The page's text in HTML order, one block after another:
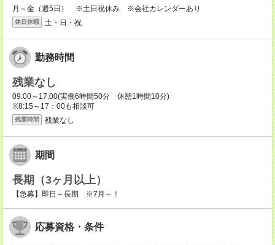
月～金（週5日） ※土日祝休み ※会社カレンダーあり
休日休暇 土・日・祝
勤務時間
残業なし
09:00～17:00(実働6時間50分 休憩1時間10分)
※8:15～17：00も相談可
残業時間 残業なし
期間
長期（3ヶ月以上）
【急募】即日～長期 ※7月～！
応募資格・条件